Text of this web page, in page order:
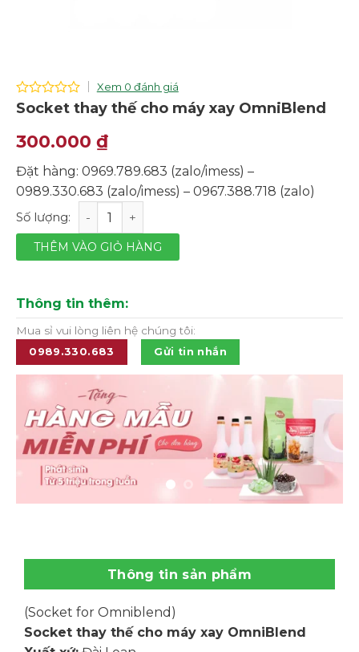
0
5
Xem 0 đánh giá
Socket thay thế cho máy xay OmniBlend
300.000 ₫
Đặt hàng: 0969.789.683 (zalo/imess) –
0989.330.683 (zalo/imess) – 0967.388.718 (zalo)
Socket thay thế cho máy xay OmniBlend số lượng
THÊM VÀO GIỎ HÀNG
Thông tin thêm:
Mua sỉ vui lòng liên hệ chúng tôi:
0989.330.683 Gửi tin nhắn
Thông tin sản phẩm
(Socket for Omniblend)
Socket thay thế cho máy xay OmniBlend